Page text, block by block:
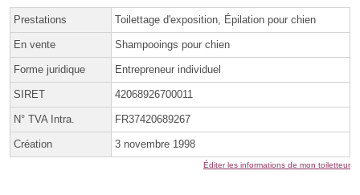
Prestations Toilettage d'exposition, Épilation pour chien
En vente Shampooings pour chien
Forme juridique Entrepreneur individuel
SIRET 42068926700011
N° TVA Intra. FR37420689267
Création 3 novembre 1998
Éditer les informations de mon toiletteur